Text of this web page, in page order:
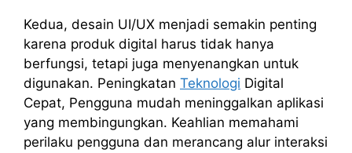
Kedua, desain UI/UX menjadi semakin penting
karena produk digital harus tidak hanya
berfungsi, tetapi juga menyenangkan untuk
digunakan. Peningkatan Teknologi Digital
Cepat, Pengguna mudah meninggalkan aplikasi
yang membingungkan. Keahlian memahami
perilaku pengguna dan merancang alur interaksi